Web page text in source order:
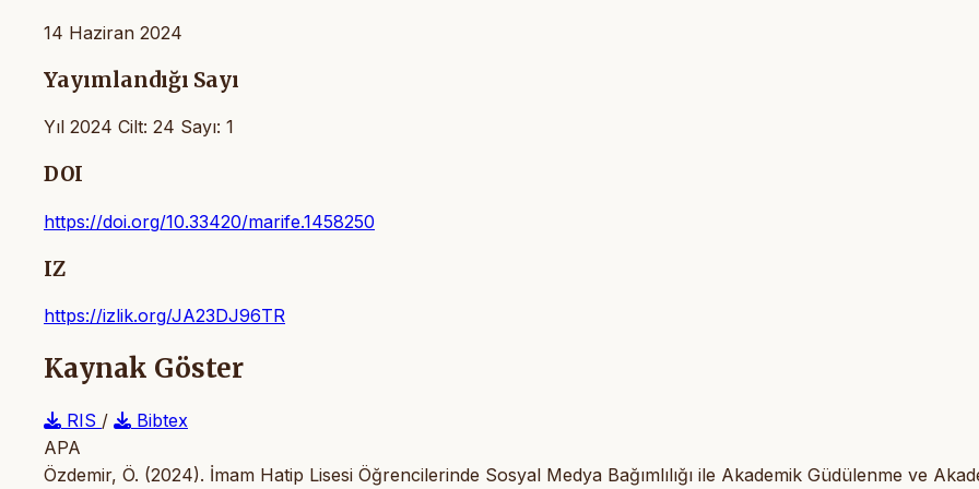
14 Haziran 2024
Yayımlandığı Sayı
Yıl 2024 Cilt: 24 Sayı: 1
DOI
https://doi.org/10.33420/marife.1458250
IZ
https://izlik.org/JA23DJ96TR
Kaynak Göster
RIS /
Bibtex
APA
Özdemir, Ö. (2024). İmam Hatip Lisesi Öğrencilerinde Sosyal Medya Bağımlılığı ile Akademik Güdülenme ve